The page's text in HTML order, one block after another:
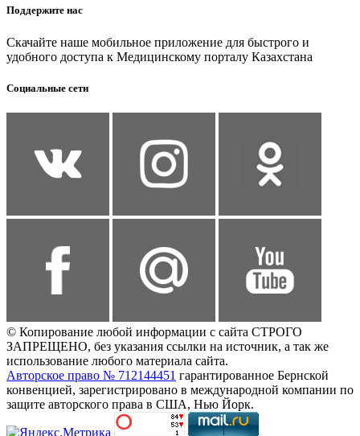
Поддержите нас
Скачайте наше мобильное приложение для быстрого и
удобного доступа к Медицинскому порталу Казахстана
Социальные сети
© Копирование любой информации с сайта СТРОГО
ЗАПРЕЩЕНО, без указания ссылки на источник, а так же
использование любого материала сайта.
Авторское право № 712144451 гарантированное Бернской
конвенцией, зарегистрировано в международной компании по
защите авторского права в США, Нью Йорк.